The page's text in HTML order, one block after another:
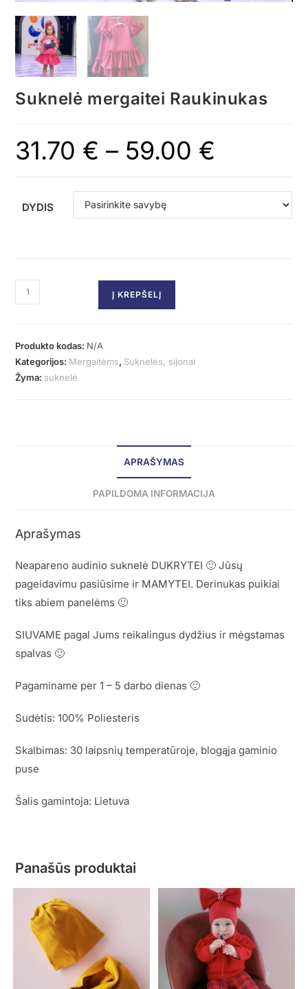
Suknelė mergaitei Raukinukas
31.70 € – 59.00 €
DYDIS
Į KREPŠELĮ
Produkto kodas: N/A
Kategorijos: Mergaitėms, Suknelės, sijonai
Žyma: suknelė
APRAŠYMAS
PAPILDOMA INFORMACIJA
Aprašymas
Neapareno audinio suknelė DUKRYTEI 🙂 Jūsų
pageidavimu pasiūsime ir MAMYTEI. Derinukas puikiai
tiks abiem panelėms 🙂
SIUVAME pagal Jums reikalingus dydžius ir mėgstamas
spalvas 🙂
Pagaminame per 1 – 5 darbo dienas 🙂
Sudėtis: 100% Poliesteris
Skalbimas: 30 laipsnių temperatūroje, blogąja gaminio
puse
Šalis gamintoja: Lietuva
Panašūs produktai